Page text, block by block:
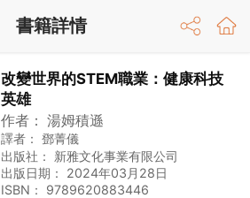
改變世界的STEM職業：健康科技
英雄
作者： 湯姆積遜
譯者： 鄧菁儀
出版社： 新雅文化事業有限公司
出版日期： 2024年03月28日
ISBN： 9789620883446
書籍詳情